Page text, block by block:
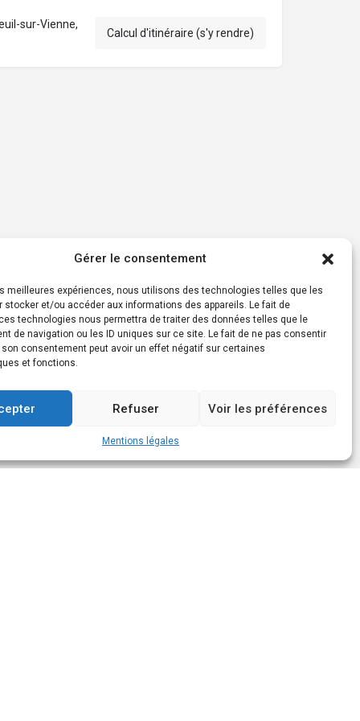
Gérer le consentement
meilleures expériences, nous utilisons des technologies telles que les
stocker et/ou accéder aux informations des appareils. Le fait de
technologies nous permettra de traiter des données telles que le
de navigation ou les ID uniques sur ce site. Le fait de ne pas consentir
son consentement peut avoir un effet négatif sur certaines
et fonctions.
Refuser Voir les préférences
Mentions légales
sur-Vienne,
Calcul d'itinéraire (s'y rendre)